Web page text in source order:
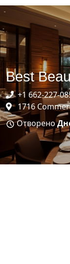
Best
+1 662-227-
1716
Отворено